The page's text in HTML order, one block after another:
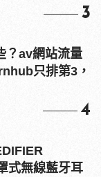
3
？av網站流量
只排第3，
4
式無線藍牙耳